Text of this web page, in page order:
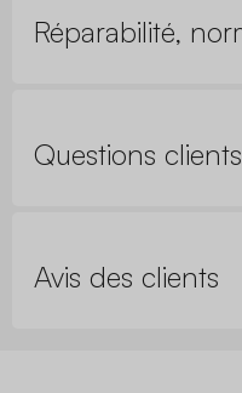
Réparabilité,
Questions clients
Avis des clients